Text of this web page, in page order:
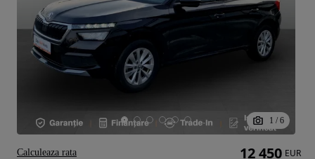
1 / 6
12 450 EUR
Calculeaza rata